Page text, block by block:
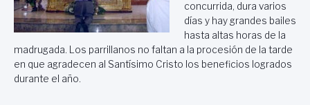
concurrida, dura varios
días y hay grandes bailes
hasta altas horas de la
madrugada. Los parrillanos no faltan a la procesión de la tarde
en que agradecen al Santísimo Cristo los beneficios logrados
durante el año.